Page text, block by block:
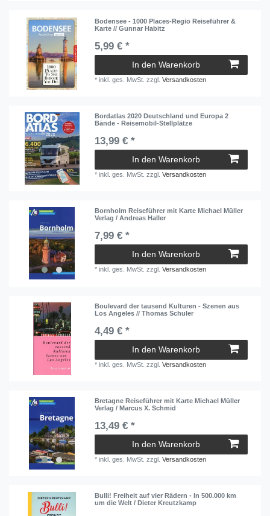
Bodensee - 1000 Places‐Regio Reiseführer &
Karte // Gunnar Habitz
5,99 € *
In den Warenkorb
*inkl. ges. MwSt. zzgl.Versandkosten
Bordatlas 2020 Deutschland und Europa 2
Bände - Reisemobil-Stellplätze
13,99 € *
In den Warenkorb
*inkl. ges. MwSt. zzgl.Versandkosten
Bornholm Reiseführer mit Karte Michael Müller
Verlag / Andreas Haller
7,99 € *
In den Warenkorb
*inkl. ges. MwSt. zzgl.Versandkosten
Boulevard der tausend Kulturen - Szenen aus
Los Angeles // Thomas Schuler
4,49 € *
In den Warenkorb
*inkl. ges. MwSt. zzgl.Versandkosten
Bretagne Reiseführer mit Karte Michael Müller
Verlag / Marcus X. Schmid
13,49 € *
In den Warenkorb
*inkl. ges. MwSt. zzgl.Versandkosten
Bulli! Freiheit auf vier Rädern - In 500.000 km
um die Welt / Dieter Kreutzkamp